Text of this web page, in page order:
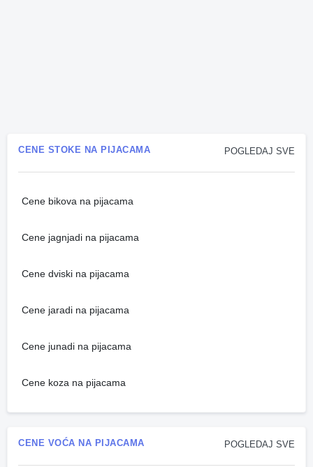
POGLEDAJ SVE
CENE STOKE NA PIJACAMA
Cene bikova na pijacama
Cene jagnjadi na pijacama
Cene dviski na pijacama
Cene jaradi na pijacama
Cene junadi na pijacama
Cene koza na pijacama
POGLEDAJ SVE
CENE VOĆA NA PIJACAMA